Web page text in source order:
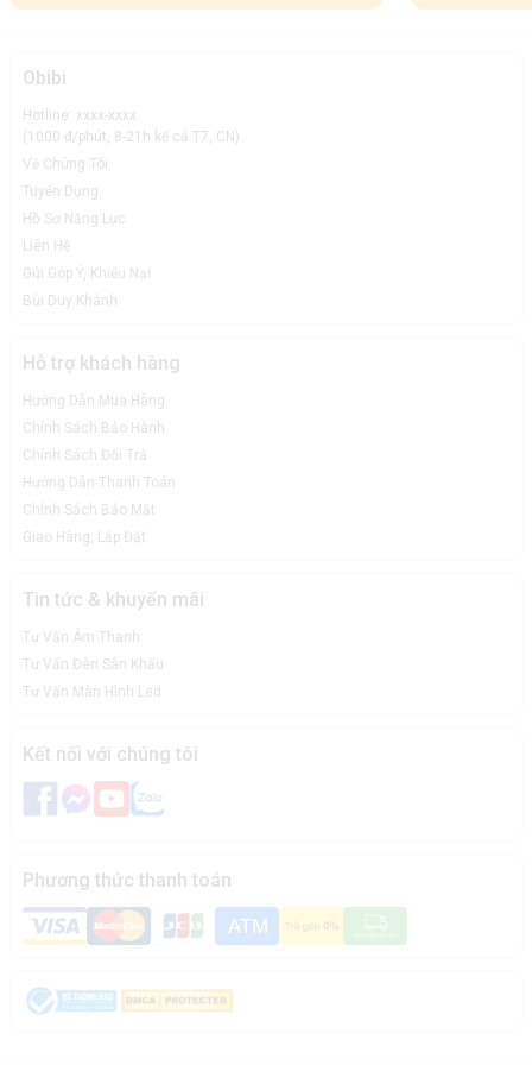
Obibi
Hotline: xxxx-xxxx
(1000 đ/phút, 8-21h kể cả T7, CN)
Về Chúng Tôi
Tuyển Dụng
Hồ Sơ Năng Lực
Liên Hệ
Gửi Góp Ý, Khiếu Nại
Bùi Duy Khánh
Hỗ trợ khách hàng
Hướng Dẫn Mua Hàng
Chính Sách Bảo Hành
Chính Sách Đổi Trả
Hướng Dẫn Thanh Toán
Chính Sách Bảo Mật
Giao Hàng, Lắp Đặt
Tin tức & khuyến mãi
Tư Vấn Âm Thanh
Tư Vấn Đèn Sân Khấu
Tư Vấn Màn Hình Led
Kết nối với chúng tôi
Phương thức thanh toán